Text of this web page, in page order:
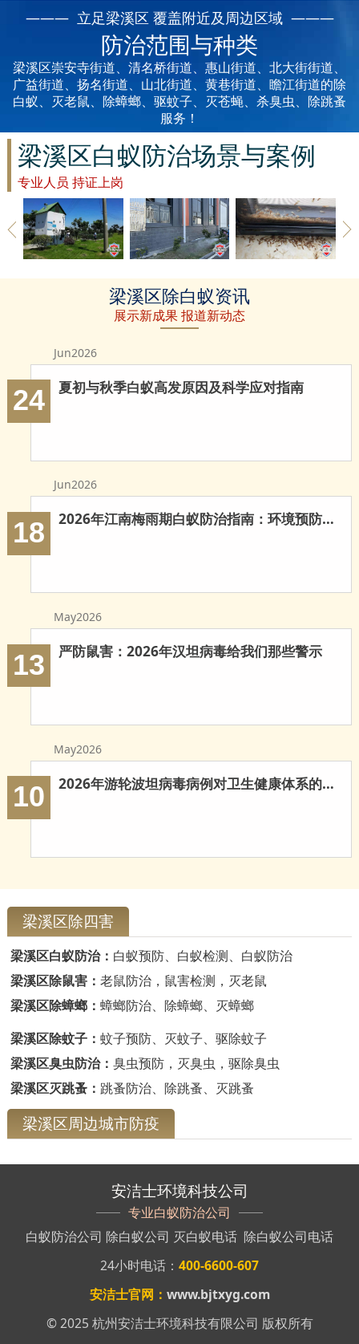
肇庆白蚁防治
——— 立足梁溪区 覆盖附近及周边区域 ———
防治范围与种类
梁溪区崇安寺街道、清名桥街道、惠山街道、北大街街道、
广益街道、扬名街道、山北街道、黄巷街道、瞻江街道的除
白蚁、灭老鼠、除蟑螂、驱蚊子、灭苍蝇、杀臭虫、除跳蚤
服务！
梁溪区白蚁防治场景与案例
专业人员 持证上岗
梁溪区草地
梁溪区建筑
白蚁防治
梁溪区家具
梁溪区除白蚁资讯
展示新成果 报道新动态
Jun2026
24 夏初与秋季白蚁高发原因及科学应对指南
Jun2026
18 2026年江南梅雨期白蚁防治指南：环境预防与科学灭治
May2026
13 严防鼠害：2026年汉坦病毒给我们那些警示
May2026
10 2026年游轮波坦病毒病例对卫生健康体系的多重启示
梁溪区除四害
梁溪区白蚁防治： 白蚁预防、白蚁检测、白蚁防治
梁溪区除鼠害： 老鼠防治，鼠害检测，灭老鼠
梁溪区除蟑螂： 蟑螂防治、除蟑螂、灭蟑螂
梁溪区除蚊子： 蚊子预防、灭蚊子、驱除蚊子
梁溪区臭虫防治： 臭虫预防，灭臭虫，驱除臭虫
梁溪区灭跳蚤： 跳蚤防治、除跳蚤、灭跳蚤
梁溪区周边城市防疫
安洁士环境科技公司
专业白蚁防治公司
白蚁防治公司 除白蚁公司 灭白蚁电话 除白蚁公司电话
24小时电话： 400-6600-607
安洁士官网： www.bjtxyg.com
© 2025 杭州安洁士环境科技有限公司 版权所有